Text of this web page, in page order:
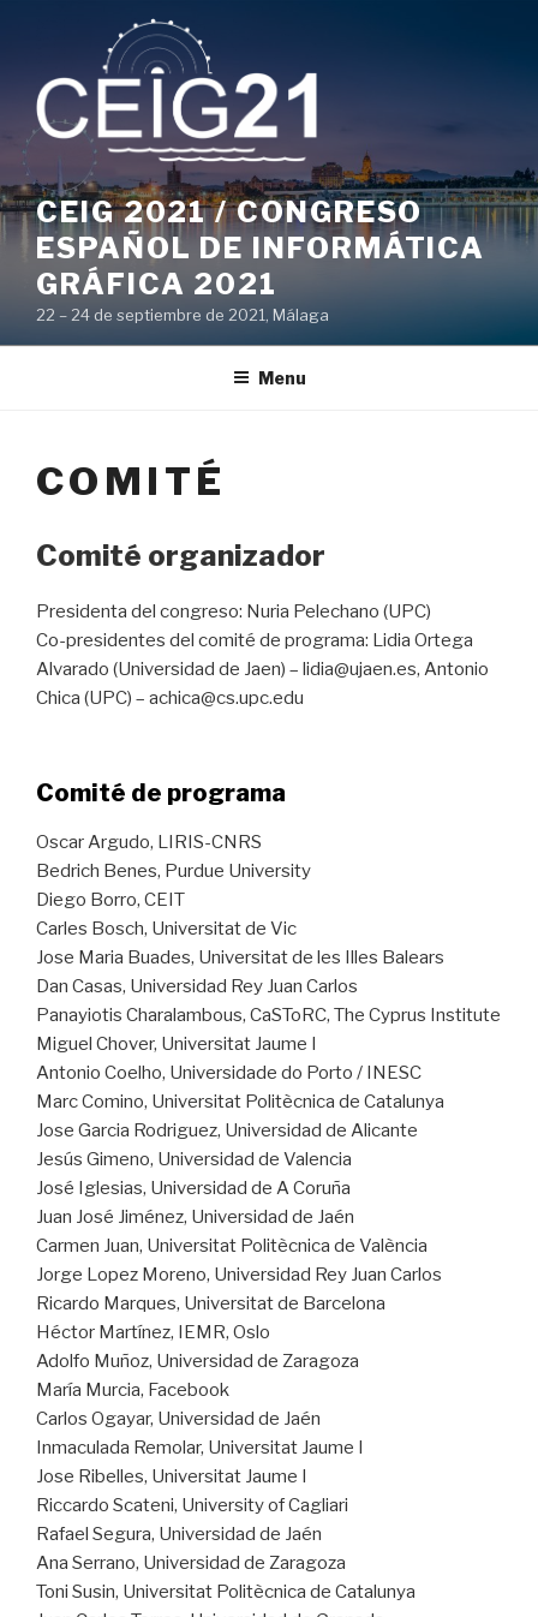
content
CEIG 2021 / CONGRESO
ESPAÑOL DE INFORMÁTICA
GRÁFICA 2021
22 – 24 de septiembre de 2021, Málaga
Menu
COMITÉ
Comité organizador
Presidenta del congreso: Nuria Pelechano (UPC)
Co-presidentes del comité de programa: Lidia Ortega
Alvarado (Universidad de Jaen) – lidia@ujaen.es, Antonio
Chica (UPC) – achica@cs.upc.edu
Comité de programa
Oscar Argudo, LIRIS-CNRS
Bedrich Benes, Purdue University
Diego Borro, CEIT
Carles Bosch, Universitat de Vic
Jose Maria Buades, Universitat de les Illes Balears
Dan Casas, Universidad Rey Juan Carlos
Panayiotis Charalambous, CaSToRC, The Cyprus Institute
Miguel Chover, Universitat Jaume I
Antonio Coelho, Universidade do Porto / INESC
Marc Comino, Universitat Politècnica de Catalunya
Jose Garcia Rodriguez, Universidad de Alicante
Jesús Gimeno, Universidad de Valencia
José Iglesias, Universidad de A Coruña
Juan José Jiménez, Universidad de Jaén
Carmen Juan, Universitat Politècnica de València
Jorge Lopez Moreno, Universidad Rey Juan Carlos
Ricardo Marques, Universitat de Barcelona
Héctor Martínez, IEMR, Oslo
Adolfo Muñoz, Universidad de Zaragoza
María Murcia, Facebook
Carlos Ogayar, Universidad de Jaén
Inmaculada Remolar, Universitat Jaume I
Jose Ribelles, Universitat Jaume I
Riccardo Scateni, University of Cagliari
Rafael Segura, Universidad de Jaén
Ana Serrano, Universidad de Zaragoza
Toni Susin, Universitat Politècnica de Catalunya